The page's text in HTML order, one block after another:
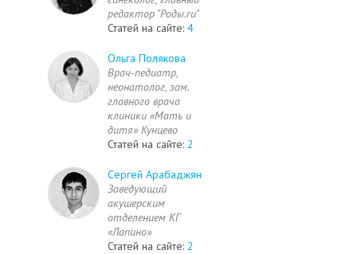
редактор "Роды.ru"
Статей на сайте: 4
Ольга Полякова
Врач-педиатр,
неонатолог, зам.
главного врача
клиники «Мать и
дитя» Кунцево
Статей на сайте: 2
Сергей Арабаджян
Заведующий
акушерским
отделением КГ
«Лапино»
Статей на сайте: 2